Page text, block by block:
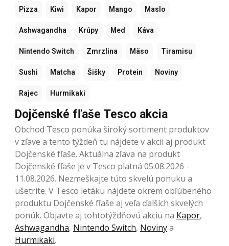
Pizza Kiwi Kapor Mango Maslo
Ashwagandha Krúpy Med Káva
Nintendo Switch Zmrzlina Mäso Tiramisu
Sushi Matcha Šišky Protein Noviny
Rajec Hurmikaki
Dojčenské fľaše Tesco akcia
Obchod Tesco ponúka široký sortiment produktov
v zľave a tento týždeň tu nájdete v akcii aj produkt
Dojčenské fľaše. Aktuálna zľava na produkt
Dojčenské fľaše je v Tesco platná 05.08.2026 -
11.08.2026. Nezmeškajte túto skvelú ponuku a
ušetrite. V Tesco letáku nájdete okrem obľúbeného
produktu Dojčenské fľaše aj veľa ďalších skvelých
ponúk. Objavte aj tohtotýždňovú akciu na Kapor,
Ashwagandha, Nintendo Switch, Novinya
Hurmikaki.